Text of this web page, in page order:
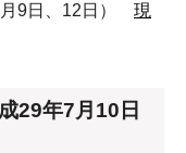
月9日、12日） 現
29年7月10日